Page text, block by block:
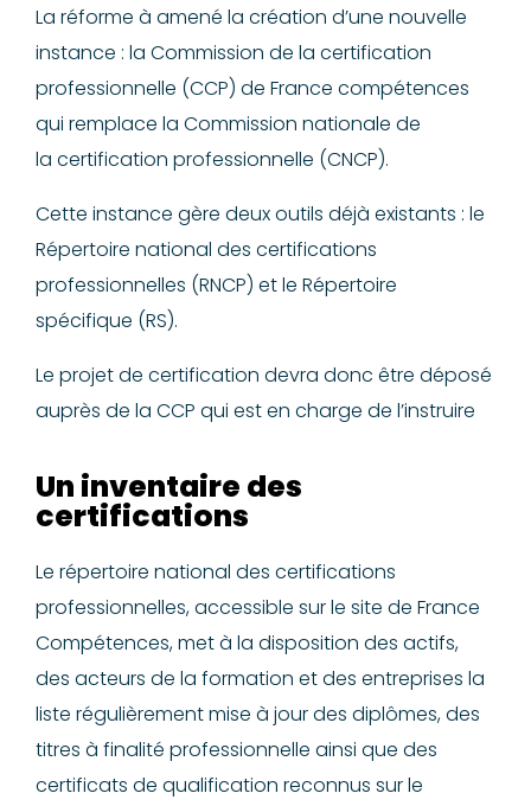
La réforme à amené la création d’une nouvelle
instance : la Commission de la certification
professionnelle (CCP) de France compétences
qui remplace la Commission nationale de
la certification professionnelle (CNCP).
Cette instance gère deux outils déjà existants : le
Répertoire national des certifications
professionnelles (RNCP) et le Répertoire
spécifique (RS).
Le projet de certification devra donc être déposé
auprès de la CCP qui est en charge de l’instruire
Un inventaire des
certifications
Le répertoire national des certifications
professionnelles, accessible sur le site de France
Compétences, met à la disposition des actifs,
des acteurs de la formation et des entreprises la
liste régulièrement mise à jour des diplômes, des
titres à finalité professionnelle ainsi que des
certificats de qualification reconnus sur le